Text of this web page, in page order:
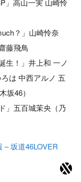
」高山一実 山崎怜
？」山崎怜奈
藤飛鳥
生！」井上和 一ノ
は 中西アルノ 五
坂46）
」五百城茉央（乃
– 坂道46LOVER